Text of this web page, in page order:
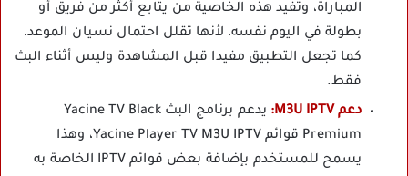
المباراة، وتفيد هذه الخاصية من يتابع أكثر من فريق أو
بطولة في اليوم نفسه، لأنها تقلل احتمال نسيان الموعد،
كما تجعل التطبيق مفيدا قبل المشاهدة وليس أثناء البث
فقط.
دعم M3U IPTV:
يدعم برنامج البث Yacine TV Black
Premium قوائم Yacine Player TV M3U IPTV، وهذا
يسمح للمستخدم بإضافة بعض قوائم IPTV الخاصة به